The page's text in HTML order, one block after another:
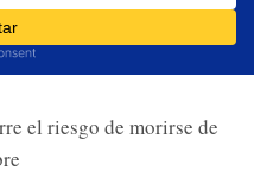
el riesgo de morirse de